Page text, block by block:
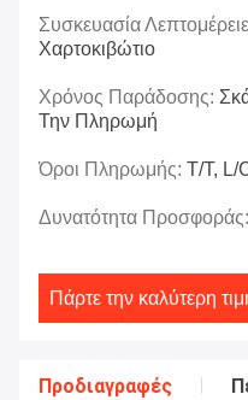
Συσκευασία
Χαρτοκιβώτιο
Χρόνος Παράδοσης:
Την Πληρωμή
Όροι Πληρωμής: T/T, L/
Δυνατότητα Προσφοράς:
Πάρτε την καλύτερη
Προδιαγραφές